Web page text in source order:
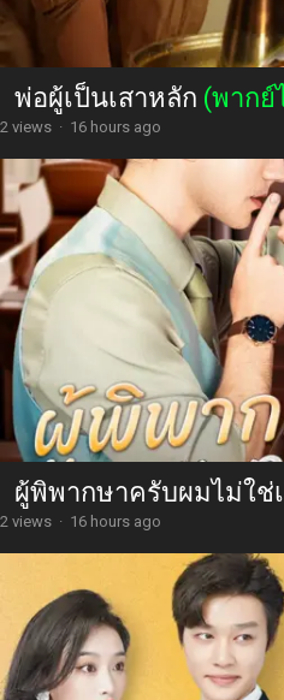
พ่อผู้เป็นเสาหลัก (พากย์
2 views · 16 hours ago
ผู้พิพากษาครับผมไม่ใช่
2 views · 16 hours ago